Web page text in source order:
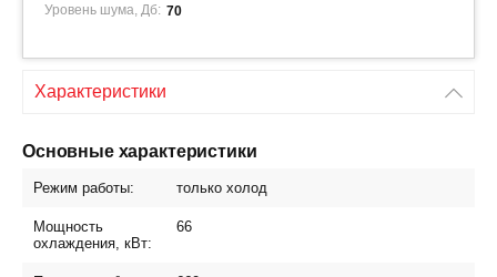
Уровень шума, Дб: 70
Характеристики
Основные характеристики
Режим работы: только холод
Мощность
охлаждения, кВт:
66